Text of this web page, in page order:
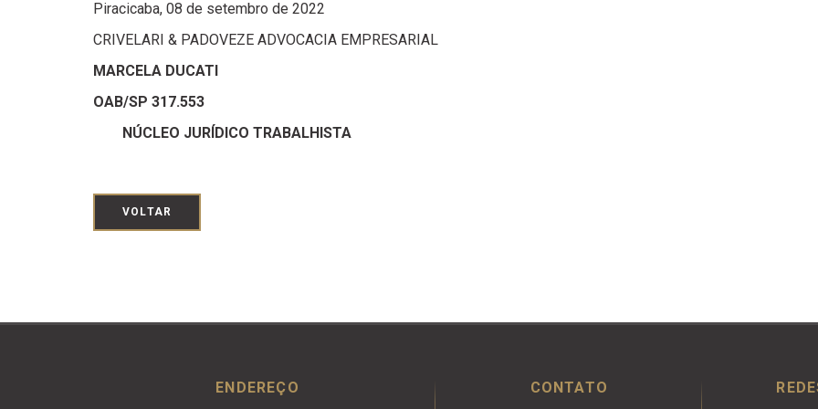
Piracicaba, 08 de setembro de 2022
CRIVELARI & PADOVEZE ADVOCACIA EMPRESARIAL
MARCELA DUCATI
OAB/SP 317.553
NÚCLEO JURÍDICO TRABALHISTA
VOLTAR
ENDEREÇO CONTATO